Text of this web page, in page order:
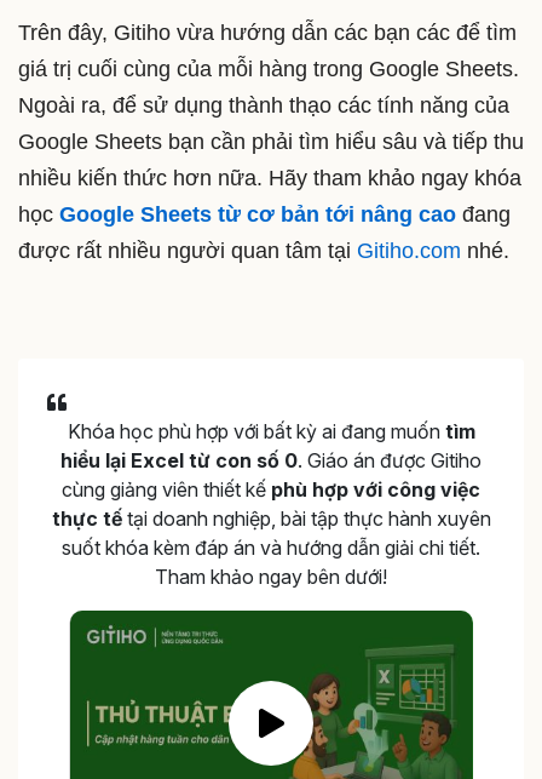
Trên đây, Gitiho vừa hướng dẫn các bạn các để tìm
giá trị cuối cùng của mỗi hàng trong Google Sheets.
Ngoài ra, để sử dụng thành thạo các tính năng của
Google Sheets bạn cần phải tìm hiểu sâu và tiếp thu
nhiều kiến thức hơn nữa. Hãy tham khảo ngay khóa
học Google Sheets từ cơ bản tới nâng cao đang
được rất nhiều người quan tâm tại Gitiho.com nhé.
Khóa học phù hợp với bất kỳ ai đang muốn tìm
hiểu lại Excel từ con số 0. Giáo án được Gitiho
cùng giảng viên thiết kế phù hợp với công việc
thực tếtại doanh nghiệp, bài tập thực hành xuyên
suốt khóa kèm đáp án và hướng dẫn giải chi tiết.
Tham khảo ngay bên dưới!